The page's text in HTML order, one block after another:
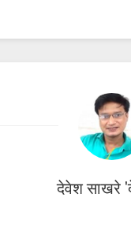
देवेश साखरे